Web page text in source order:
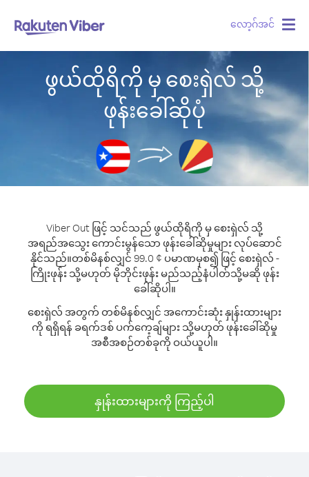
လော့ဂ်အင်
ဖွယ်ထိုရိကို မှ စေးရှဲလ် သို့
ဖုန်းခေါ်ဆိုပုံ
Viber Out ဖြင့် သင်သည် ဖွယ်ထိုရိကို မှ စေးရှဲလ် သို့
အရည်အသွေး ကောင်းမွန်သော ဖုန်းခေါ်ဆိုမှုများ လုပ်ဆောင်
နိုင်သည်။တစ်မိနစ်လျှင် 99.0 ¢ ပမာဏမှစ၍ ဖြင့် စေးရှဲလ် -
ကြိုးဖုန်း သို့မဟုတ် မိုဘိုင်းဖုန်း မည်သည့်နံပါတ်သို့မဆို ဖုန်း
ခေါ်ဆိုပါ။
စေးရှဲလ် အတွက် တစ်မိနစ်လျှင် အကောင်းဆုံး နှုန်းထားများ
ကို ရရှိရန် ခရက်ဒစ် ပက်ကေ့ချ်များ သို့မဟုတ် ဖုန်းခေါ်ဆိုမှု
အစီအစဉ်တစ်ခုကို ဝယ်ယူပါ။
နှုန်းထားများကို ကြည့်ပါ